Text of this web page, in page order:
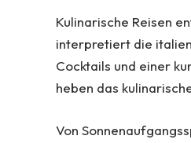
Kulinarische Reisen
interpretiert die
Cocktails und einer
heben das
Von